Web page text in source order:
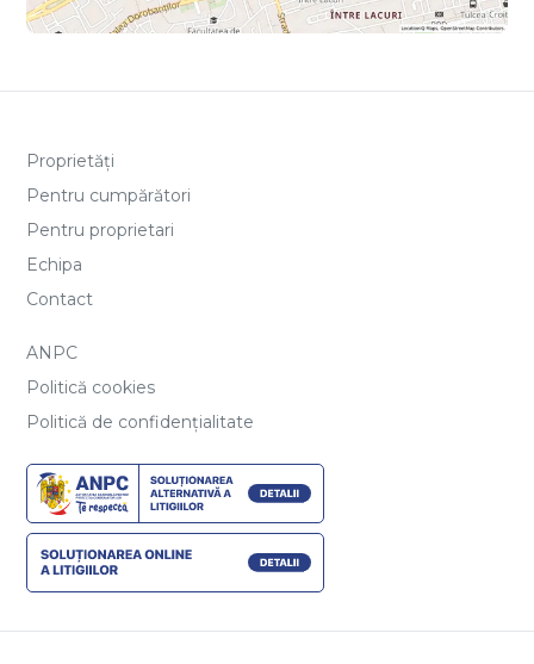
Proprietăți
Pentru cumpărători
Pentru proprietari
Echipa
Contact
ANPC
Politică cookies
Politică de confidențialitate